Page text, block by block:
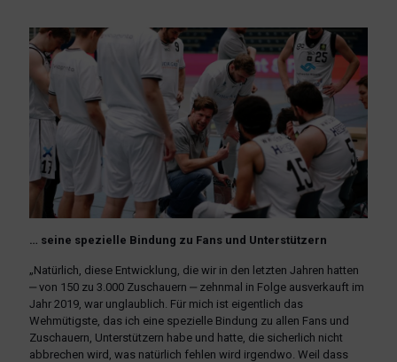
… seine spezielle Bindung zu Fans und Unterstützern
„Natürlich, diese Entwicklung, die wir in den letzten Jahren hatten
‒ von 150 zu 3.000 Zuschauern ‒ zehnmal in Folge ausverkauft im
Jahr 2019, war unglaublich. Für mich ist eigentlich das
Wehmütigste, das ich eine spezielle Bindung zu allen Fans und
Zuschauern, Unterstützern habe und hatte, die sicherlich nicht
abbrechen wird, was natürlich fehlen wird irgendwo. Weil dass